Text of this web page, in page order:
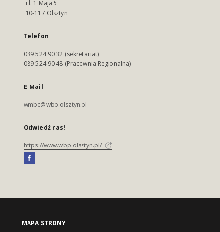
ul. 1 Maja 5
10-117 Olsztyn
Telefon
089 524 90 32 (sekretariat)
089 524 90 48 (Pracownia Regionalna)
E-Mail
wmbc@wbp.olsztyn.pl
Odwiedź nas!
https://www.wbp.olsztyn.pl/
MAPA STRONY